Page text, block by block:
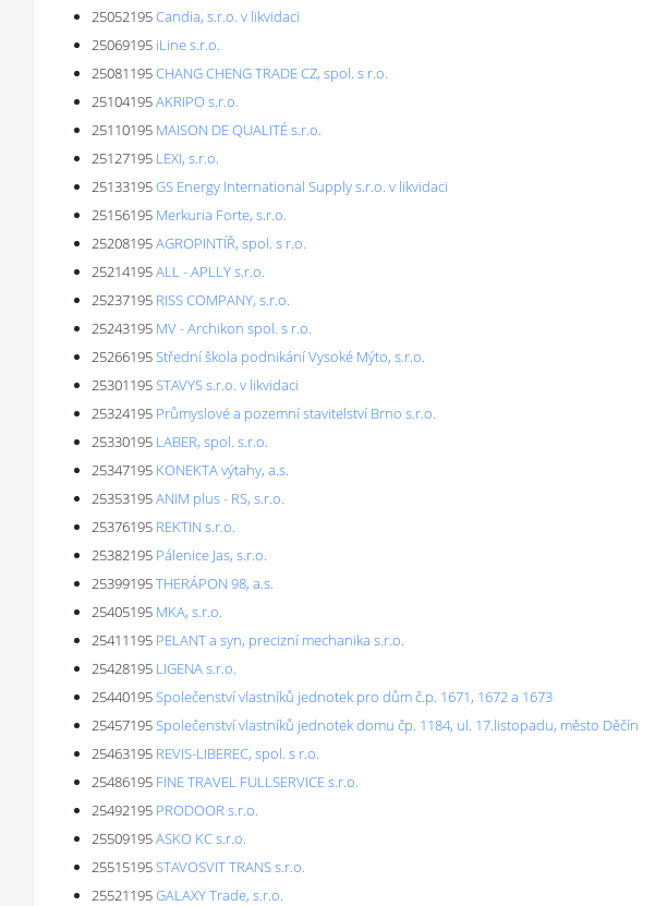
25052195Candia, s.r.o. v likvidaci
25069195 iLine s.r.o.
25081195CHANG CHENG TRADE CZ, spol. s r.o.
25104195AKRIPO s.r.o.
25110195 MAISON DE QUALITÉ s.r.o.
25127195 LEXI, s.r.o.
25133195GS Energy International Supply s.r.o. v likvidaci
25156195 Merkuria Forte, s.r.o.
25208195AGROPINTÍŘ, spol. s r.o.
25214195ALL - APLLY s.r.o.
25237195 RISS COMPANY, s.r.o.
25243195 MV - Archikon spol. s r.o.
25266195Střední škola podnikání Vysoké Mýto, s.r.o.
25301195STAVYS s.r.o. v likvidaci
25324195 Průmyslové a pozemní stavitelství Brno s.r.o.
25330195 LABER, spol. s.r.o.
25347195 KONEKTA výtahy, a.s.
25353195ANIM plus - RS, s.r.o.
25376195 REKTIN s.r.o.
25382195 Pálenice Jas, s.r.o.
25399195THERÁPON 98, a.s.
25405195 MKA, s.r.o.
25411195 PELANT a syn, precizní mechanika s.r.o.
25428195 LIGENA s.r.o.
25440195Společenství vlastníků jednotek pro dům č.p. 1671, 1672 a 1673
25457195Společenství vlastníků jednotek domu čp. 1184, ul. 17.listopadu, město Děčín
25463195 REVIS-LIBEREC, spol. s r.o.
25486195 FINE TRAVEL FULLSERVICE s.r.o.
25492195 PRODOOR s.r.o.
25509195ASKO KC s.r.o.
25515195STAVOSVIT TRANS s.r.o.
25521195GALAXY Trade, s.r.o.